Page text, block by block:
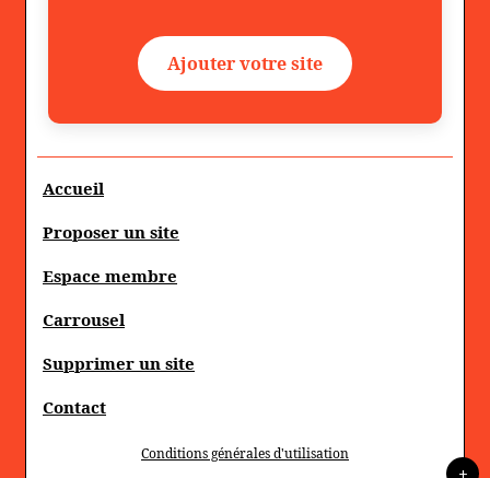
Ajouter votre site
Accueil
Proposer un site
Espace membre
Carrousel
Supprimer un site
Contact
Conditions générales d'utilisation